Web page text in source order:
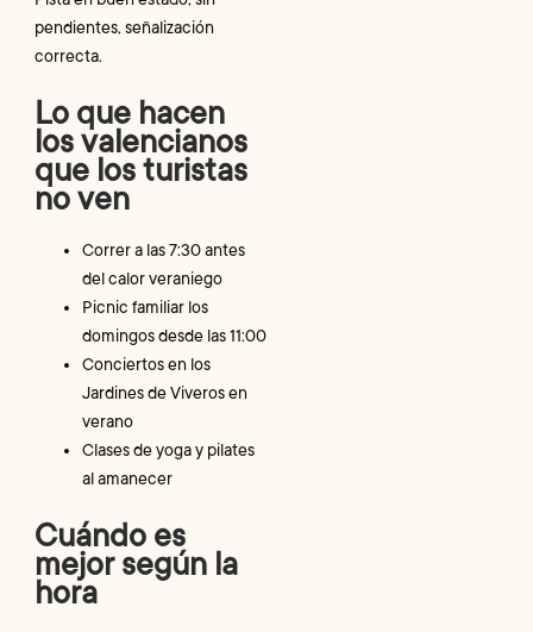
pendientes, señalización
correcta.
Lo que hacen
los valencianos
que los turistas
no ven
Correr a las 7:30 antes
del calor veraniego
Picnic familiar los
domingos desde las 11:00
Conciertos en los
Jardines de Viveros en
verano
Clases de yoga y pilates
al amanecer
Cuándo es
mejor según la
hora